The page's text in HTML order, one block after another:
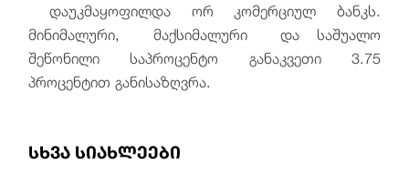
დაუკმაყოფილდა ორ კომერციულ ბანკს.
მინიმალური, მაქსიმალური და საშუალო
შეწონილი საპროცენტო განაკვეთი 3.75
პროცენტით განისაზღვრა.
სხვა სიახლეები